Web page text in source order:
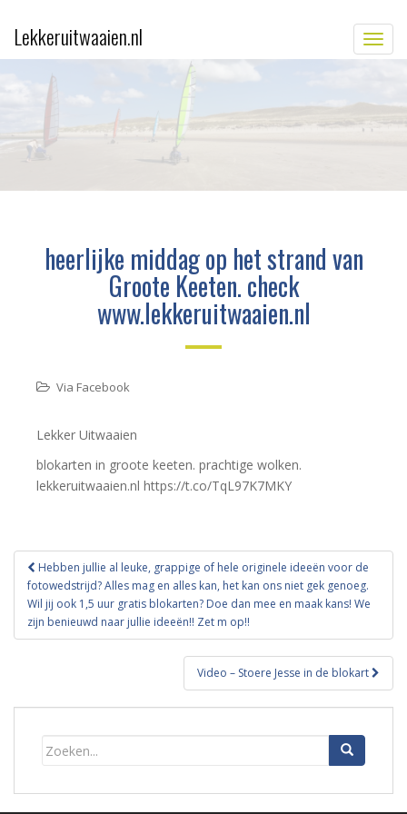
Lekkeruitwaaien.nl
heerlijke middag op het strand van
Groote Keeten. check
www.lekkeruitwaaien.nl
Via Facebook
Lekker Uitwaaien
blokarten in groote keeten. prachtige wolken.
lekkeruitwaaien.nl https://t.co/TqL97K7MKY
Bericht
navigatie
Hebben jullie al leuke, grappige of hele originele ideeën voor de
fotowedstrijd? Alles mag en alles kan, het kan ons niet gek genoeg.
Wil jij ook 1,5 uur gratis blokarten? Doe dan mee en maak kans! We
zijn benieuwd naar jullie ideeën!! Zet m op!!
Video – Stoere Jesse in de blokart